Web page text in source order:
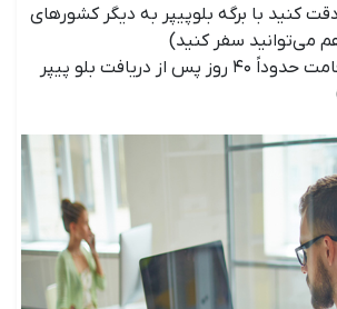
کنید با برگه بلوپیپر به دیگر کشورهای
می‌توانید سفر کنید)
صدور کارت اقامت حدوداً ۴۰ روز پس از دریافت بلو پیپر